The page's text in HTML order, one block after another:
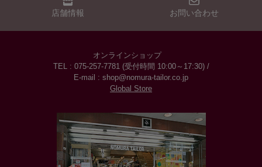
店舗情報 お問い合わせ
オンラインショップ
TEL : 075-257-7781 (受付時間 10:00～17:30) /
E-mail : shop@nomura-tailor.co.jp
Global Store